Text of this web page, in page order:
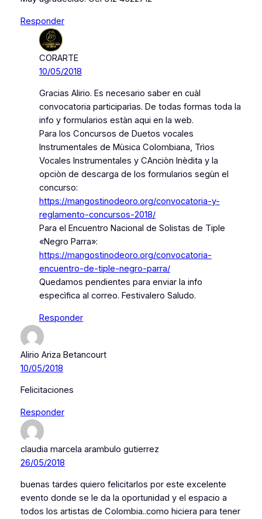
Responder
CORARTE
10/05/2018
Gracias Alirio. Es necesario saber en cuàl
convocatoria participarìas. De todas formas toda la
info y formularios estàn aqui en la web.
Para los Concursos de Duetos vocales
Instrumentales de Mùsica Colombiana, Trìos
Vocales Instrumentales y CAnciòn Inèdita y la
opciòn de descarga de los formularios segùn el
concurso:
https://mangostinodeoro.org/convocatoria-y-
reglamento-concursos-2018/
Para el Encuentro Nacional de Solistas de Tiple
«Negro Parra»:
https://mangostinodeoro.org/convocatoria-
encuentro-de-tiple-negro-parra/
Quedamos pendientes para enviar la info
especìfica al correo. Festivalero Saludo.
Responder
Alirio Ariza Betancourt
10/05/2018
Felicitaciones
Responder
claudia marcela arambulo gutierrez
26/05/2018
buenas tardes quiero felicitarlos por este excelente
evento donde se le da la oportunidad y el espacio a
todos los artistas de Colombia..como hiciera para tener